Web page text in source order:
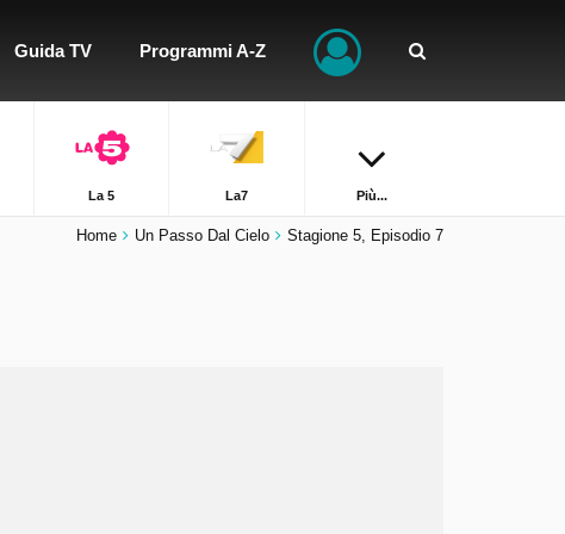
Guida TV Programmi A-Z
La 5 La7 Più...
Home Un Passo Dal Cielo Stagione 5, Episodio 7